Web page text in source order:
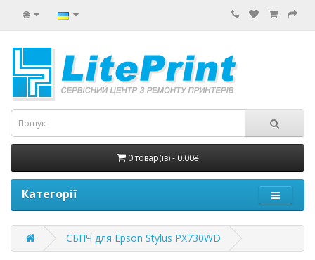
₴
0 товар(ів) - 0.00₴
Категорії
СБПЧ для Epson Stylus PX730WD